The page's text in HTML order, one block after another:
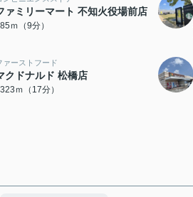
ァミリーマート 不知火役場前店
ｍ（9分）
ァーストフード
クドナルド 松橋店
ｍ（17分）